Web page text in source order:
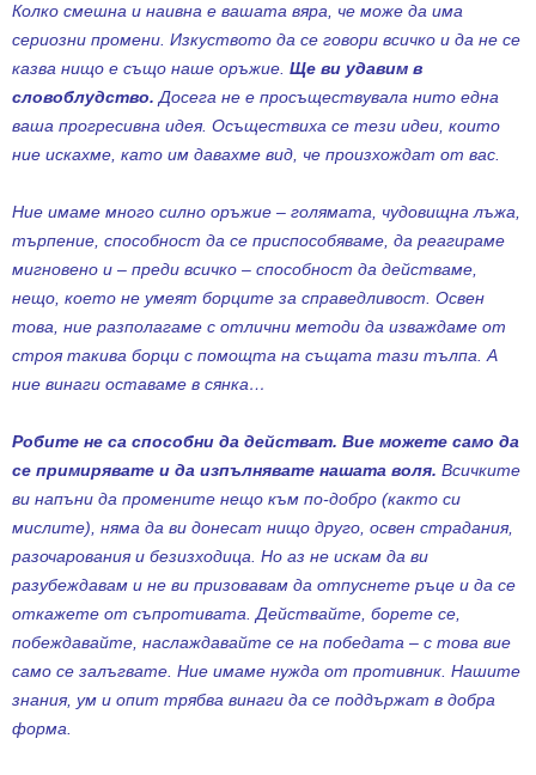
Колко смешна и наивна е вашата вяра, че може да има
сериозни промени. Изкуството да се говори всичко и да не се
казва нищо е също наше оръжие. Ще ви удавим в
словоблудство. Досега не е просъществувала нито една
ваша прогресивна идея. Осъществиха се тези идеи, които
ние искахме, като им давахме вид, че произхождат от вас.
Ние имаме много силно оръжие – голямата, чудовищна лъжа,
търпение, способност да се приспособяваме, да реагираме
мигновено и – преди всичко – способност да действаме,
нещо, което не умеят борците за справедливост. Освен
това, ние разполагаме с отлични методи да изваждаме от
строя такива борци с помощта на същата тази тълпа. А
ние винаги оставаме в сянка…
Робите не са способни да действат. Вие можете само да
се примирявате и да изпълнявате нашата воля. Всичките
ви напъни да промените нещо към по-добро (както си
мислите), няма да ви донесат нищо друго, освен страдания,
разочарования и безизходица. Но аз не искам да ви
разубеждавам и не ви призовавам да отпуснете ръце и да се
откажете от съпротивата. Действайте, борете се,
побеждавайте, наслаждавайте се на победата – с това вие
само се залъгвате. Ние имаме нужда от противник. Нашите
знания, ум и опит трябва винаги да се поддържат в добра
форма.